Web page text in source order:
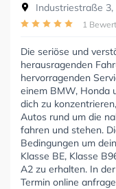
Industriestraße
1
Die seriöse und
herausragenden
hervorragenden
einem BMW, Honda
dich zu
Autos rund um die
fahren und stehen.
Bedingungen um
Klasse BE, Klasse
A2 zu erhalten. In
Termin online